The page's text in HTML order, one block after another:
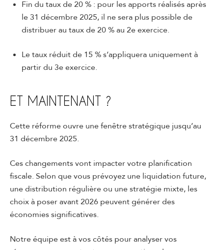
Fin du taux de 20 % : pour les apports réalisés après
le 31 décembre 2025, il ne sera plus possible de
distribuer au taux de 20 % au 2e exercice.
Le taux réduit de 15 % s’appliquera uniquement à
partir du 3e exercice.
ET MAINTENANT ?
Cette réforme ouvre une fenêtre stratégique jusqu’au
31 décembre 2025.
Ces changements vont impacter votre planification
fiscale. Selon que vous prévoyez une liquidation future,
une distribution régulière ou une stratégie mixte, les
choix à poser avant 2026 peuvent générer des
économies significatives.
Notre équipe est à vos côtés pour analyser vos